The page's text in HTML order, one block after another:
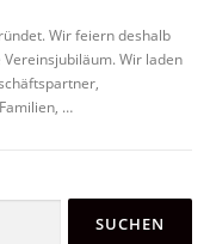
Wir feiern deshalb
Wir laden
…